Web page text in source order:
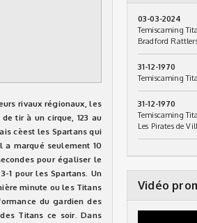
rivaux régionaux, les
tir à un cirque, 123 au
cèest les Spartans qui
a marqué seulement 10
pour égaliser le
1 pour les Spartans. Un
minute ou les Titans
du gardien des
Titans ce soir. Dans
03-03-2024
Temiscaming
Bradford
31-12-1970
Temiscaming
31-12-1970
Temiscaming
Les Pirates de
Vidéo